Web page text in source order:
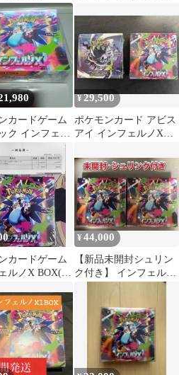
ュリンク付
カードゲーム
ク インフェル
ローダー付
¥29,500
ポケモンカード アビス
アイ インフェルノX
ク付き」
カードゲーム
ルノX BOX(未
¥44,000
【新品未開封シュリン
ク付き】 インフェルノ